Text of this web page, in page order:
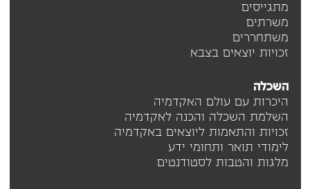
מתגייסים
משרתים
משתחררים
זכויות יוצאים בצבא
השכלה
היכרות עם עולם האקדמיה
השלמת השכלה והכנה לאקדמיה
זכויות והתאמות ליוצאים באקדמיה
לימודי תואר ותחומי ידע
מלגות והטבות לסטודנטים